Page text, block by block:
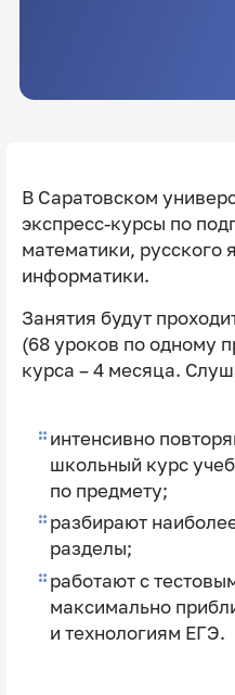
В Саратовском
экспресс-курсы по
математики, русского
информатики.
Занятия будут
(68 уроков по одному
курса – 4 месяца.
интенсивно
школьный курс
по предмету;
разбирают
разделы;
работают с
максимально
и технологиям ЕГЭ.